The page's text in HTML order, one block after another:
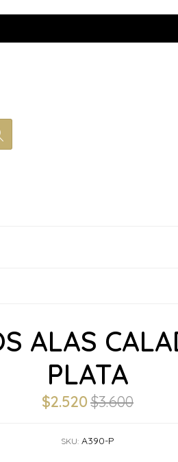
ALAS
PLATA
$2.520$3.600
SKU: A390-P